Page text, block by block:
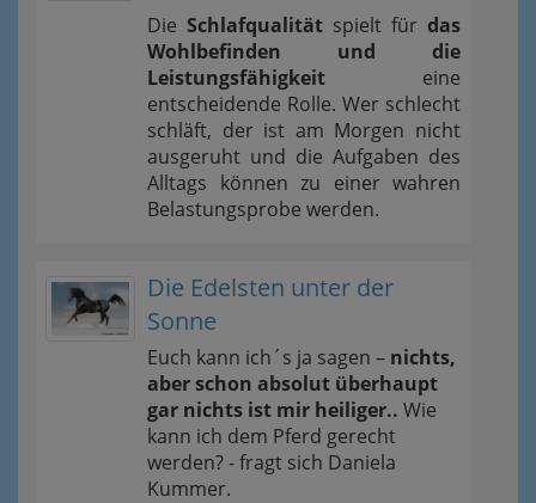
Die Schlafqualität spielt für das
Wohlbefinden und die
Leistungsfähigkeit eine
entscheidende Rolle. Wer schlecht
schläft, der ist am Morgen nicht
ausgeruht und die Aufgaben des
Alltags können zu einer wahren
Belastungsprobe werden.
Die Edelsten unter der
Sonne
Euch kann ich´s ja sagen – nichts,
aber schon absolut überhaupt
gar nichts ist mir heiliger.. Wie
kann ich dem Pferd gerecht
werden? - fragt sich Daniela
Kummer.